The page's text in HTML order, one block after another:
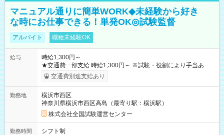
マニュアル通りに簡単WORK◆未経験から好き
な時にお仕事できる！単発OK◎試験監督
アルバイト 職種未経験OK
給与
時給1,300円～
★交通費一部支給 時給1,300円～ ※試験・役割により手当あり
※勤務回数により昇給あり 【即給（前払い）オプションあ
り！】 希望される場合、勤務から1週間ほどで給与の一部を受け
例】 ・河合塾模擬試験 8:30～17:30（休憩1時間） 時給1,300円
×8時間＝日収10,400円＋交通費 ※当日の役割により時給＋100
円の場合あり ・国家試験 7:00～13:30（休憩なし） 時給1,300
円（役割手当＋100円）×6時間＝日収8,400円＋交通費 【試用期
間】試用期間なし
交通費別途支給あり
勤務地
横浜市西区
神奈川県横浜市西区高島（最寄り駅：横浜駅）
株式会社全国試験運営センター
勤務時間
シフト制